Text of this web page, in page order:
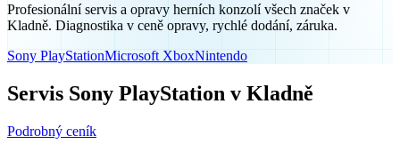
Profesionální servis a opravy herních konzolí všech značek v
Kladně. Diagnostika v ceně opravy, rychlé dodání, záruka.
Sony PlayStationMicrosoft XboxNintendo
Servis Sony PlayStation v Kladně
Podrobný ceník